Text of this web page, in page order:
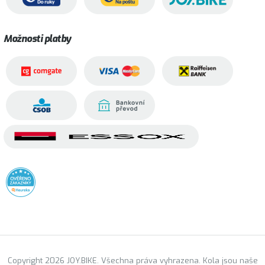
Možnosti platby
Copyright 2026 JOY.BIKE. Všechna práva vyhrazena. Kola jsou naše